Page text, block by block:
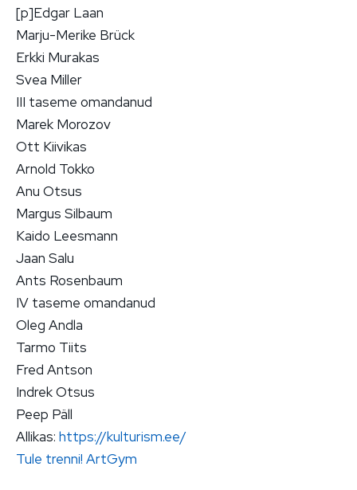
[p]Edgar Laan
Marju-Merike Brück
Erkki Murakas
Svea Miller
III taseme omandanud
Marek Morozov
Ott Kiivikas
Arnold Tokko
Anu Otsus
Margus Silbaum
Kaido Leesmann
Jaan Salu
Ants Rosenbaum
IV taseme omandanud
Oleg Andla
Tarmo Tiits
Fred Antson
Indrek Otsus
Peep Päll
Allikas: https://kulturism.ee/
Tule trenni! ArtGym